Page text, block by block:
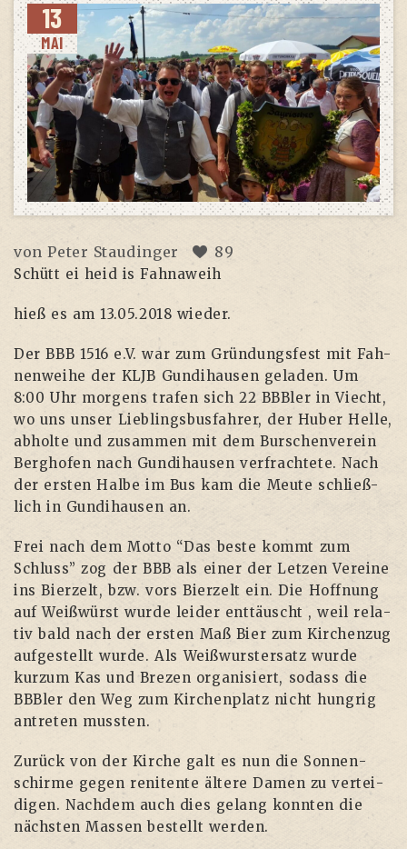
13
MAI
vonPeter Staudinger 89
Schütt ei heid is Fahnaweih
hieß es am 13.05.2018 wieder.
Der BBB 1516 e.V. war zum Grün­dungs­fest mit Fah­
nen­wei­he der KLJB Gun­di­hau­sen gela­den. Um
8:00 Uhr mor­gens tra­fen sich 22 BBB­ler in Viecht,
wo uns unser Lieb­lings­bus­fah­rer, der Huber Hel­le,
abhol­te und zusam­men mit dem Bur­schen­ver­ein
Berg­ho­fen nach Gun­di­hau­sen ver­frach­te­te. Nach
der ers­ten Hal­be im Bus kam die Meu­te schließ­
lich in Gun­di­hau­sen an.
Frei nach dem Mot­to “Das bes­te kommt zum
Schluss” zog der BBB als einer der Let­zen Ver­ei­ne
ins Bier­zelt, bzw. vors Bier­zelt ein. Die Hoff­nung
auf Weiß­würst wur­de lei­der ent­täuscht , weil rela­
tiv bald nach der ers­ten Maß Bier zum Kir­chen­zug
auf­ge­stellt wur­de. Als Weiß­wurs­ter­satz wur­de
kurz­um Kas und Bre­zen orga­ni­siert, sodass die
BBB­ler den Weg zum Kir­chen­platz nicht hung­rig
antre­ten mussten.
Zurück von der Kir­che galt es nun die Son­nen­
schir­me gegen reni­ten­te älte­re Damen zu ver­tei­
di­gen. Nach­dem auch dies gelang konn­ten die
nächs­ten Mas­sen bestellt werden.